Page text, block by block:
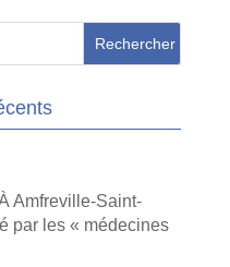
Amfreville-Saint-
par les « médecines